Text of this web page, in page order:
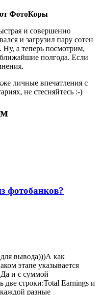
ФотоКоры
и совершенно
и загрузил пару сотен
Ну, а теперь посмотрим,
полгода. Если
личные впечатления с
не стесняйтесь :-)
фотобанков?
вывода)))А как
этапе указывается
Да и с суммой
две строки:Total Earnings и
разные